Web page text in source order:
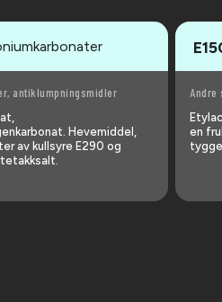
antiklumpningsmidler
Hevemiddel,
av kullsyre E290 og
Andre
en